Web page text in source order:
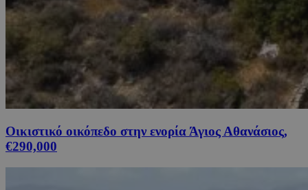
Οικιστικό οικόπεδο στην ενορία Άγιος Αθανάσιος,
€290,000